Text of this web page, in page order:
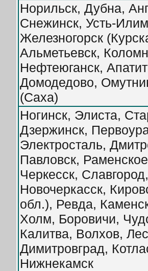
Норильск, Дубна,
Снежинск, Усть-
Железногорск
Альметьевск,
Нефтеюганск,
Домодедово,
(Саха)
Ногинск, Элиста,
Дзержинск,
Электросталь,
Павловск,
Черкесск,
Новочеркасск,
обл.), Ревда,
Холм, Боровичи,
Калитва, Волхов,
Димитровград,
Нижнекамск